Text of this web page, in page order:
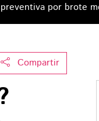
por brote
Compartir